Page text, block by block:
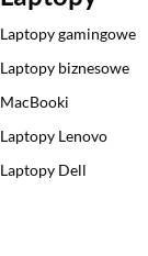
Laptopy gamingowe
Laptopy biznesowe
MacBooki
Laptopy Lenovo
Laptopy Dell